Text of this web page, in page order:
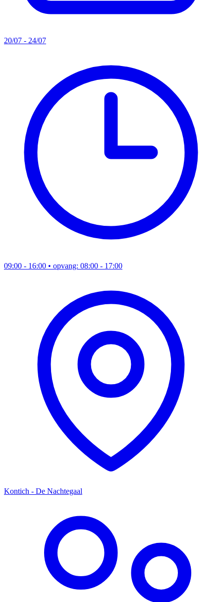
20/07 - 24/07
09:00 - 16:00 • opvang: 08:00 - 17:00
Kontich - De Nachtegaal